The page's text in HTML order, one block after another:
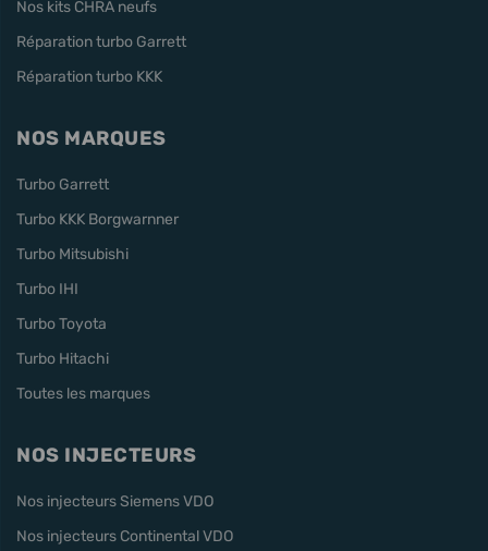
Nos kits CHRA neufs
Réparation turbo Garrett
Réparation turbo KKK
NOS MARQUES
Turbo Garrett
Turbo KKK Borgwarnner
Turbo Mitsubishi
Turbo IHI
Turbo Toyota
Turbo Hitachi
Toutes les marques
NOS INJECTEURS
Nos injecteurs Siemens VDO
Nos injecteurs Continental VDO